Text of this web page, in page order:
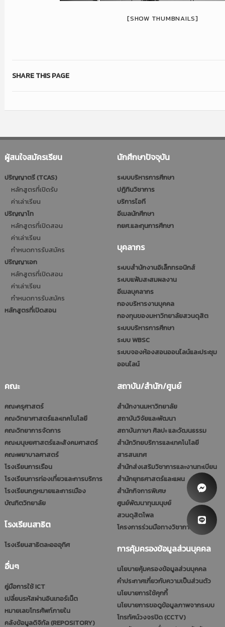
[SHOW THUMBNAILS]
SHARE THIS PAGE
ผู้สนใจสมัครเรียน
ปริญญาตรี (TCAS)
หลักสูตรที่เปิดรับ
ค่าเล่าเรียน
ปริญญาโท
หลักสูตรที่เปิดสอน
ค่าเล่าเรียน
กำหนดการรับสมัคร
ปริญญาเอก
หลักสูตรที่เปิดสอน
ค่าเล่าเรียน
กำหนดการรับสมัคร
หลักสูตรที่เปิดสอน
นักศึกษาปัจจุบัน
ระบบบริหารการศึกษา
ปฎิทินวิชาการ
บริการไอที
อีเมลนักศึกษา
กยศ.และทุนการศึกษา
บุคลากร
ระบบสำนักงานอิเล็กทรอนิกส์
ระบบแฟ้มสะสมผลงาน
อีเมลบุคลากร
กองบริหารงานบุคคล
กองทุนของมหาวิทยาลัยสวนดุสิต
ระบบบริหารการศึกษา
ระบบ WBSC
ระบบจองห้องสอนออนไลน์และประชุม
ออนไลน์
คณะ
คณะครุศาสตร์
คณะวิทยาศาสตร์และเทคโนโลยี
คณะวิทยาการจัดการ
คณะมนุษยศาสตร์และสังคมศาสตร์
คณะพยาบาลศาสตร์
โรงเรียนการเรือน
โรงเรียนการท่องเที่ยวและการบริการ
โรงเรียนกฎหมายและการเมือง
บัณฑิตวิทยาลัย
โรงเรียนสาธิต
โรงเรียนสาธิตละอออุทิศ
อื่นๆ
คู่มือการใช้ ICT
เปลี่ยนรหัสผ่านอินเทอร์เน็ต
หมายเลขโทรศัพท์ภายใน
คลังข้อมูลดิจิทัล (REPOSITORY)
สถาบัน/สำนัก/ศูนย์
สำนักงานมหาวิทยาลัย
สถาบันวิจัยและพัฒนา
สถาบันภาษา ศิลปะ และวัฒนธรรม
สำนักวิทยบริการและเทคโนโลยี
สารสนเทศ
สำนักส่งเสริมวิชาการและงานทะเบียน
สำนักยุทธศาสตร์และแผน
สำนักกิจการพิเศษ
ศูนย์พัฒนาทุนมนุษย์
สวนดุสิตโพล
โครงการร่วมมือทางวิชาการ (รมป.)
การคุ้มครองข้อมูลส่วนบุคคล
นโยบายคุ้มครองข้อมูลส่วนบุคคล
คำประกาศเกี่ยวกับความเป็นส่วนตัว
นโยบายการใช้คุกกี้
นโยบายการขอดูข้อมูลภาพจากระบบ
โทรทัศน์วงจรปิด (CCTV)